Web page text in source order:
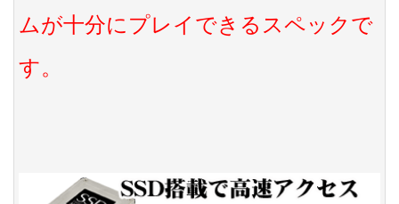
ムが十分にプレイできるスペックで
す。